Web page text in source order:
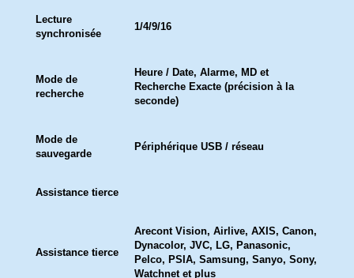
Lecture
synchronisée
1/4/9/16
Mode de
recherche
Heure / Date, Alarme, MD et
Recherche Exacte (précision à la
seconde)
Mode de
sauvegarde
Périphérique USB / réseau
Assistance tierce
Assistance tierce
Arecont Vision, Airlive, AXIS, Canon,
Dynacolor, JVC, LG, Panasonic,
Pelco, PSIA, Samsung, Sanyo, Sony,
Watchnet et plus